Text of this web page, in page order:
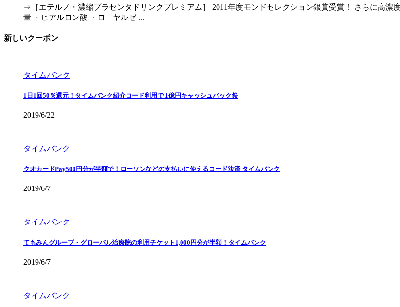
⇒［エテルノ・濃縮プラセンタドリンクプレミアム］ 2011年度モンドセレクション銀賞受賞！ さらに高
量 ・ヒアルロン酸 ・ローヤルゼ ...
新しいクーポン
タイムバンク
1日1回50％還元！タイムバンク紹介コード利用で 1億円キャッシュバック祭
2019/6/22
タイムバンク
クオカードPay500円分が半額で！ローソンなどの支払いに使えるコード決済 タイムバンク
2019/6/7
タイムバンク
てもみんグループ・グローバル治療院の利用チケット1,000円分が半額！タイムバンク
2019/6/7
タイムバンク